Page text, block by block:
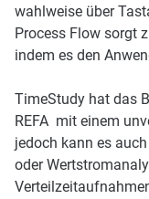
wahlweise über
Process Flow sorgt
indem es den
TimeStudy hat das
REFA mit einem
jedoch kann es
oder